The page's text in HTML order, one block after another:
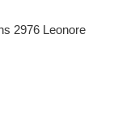
2976 Leonore